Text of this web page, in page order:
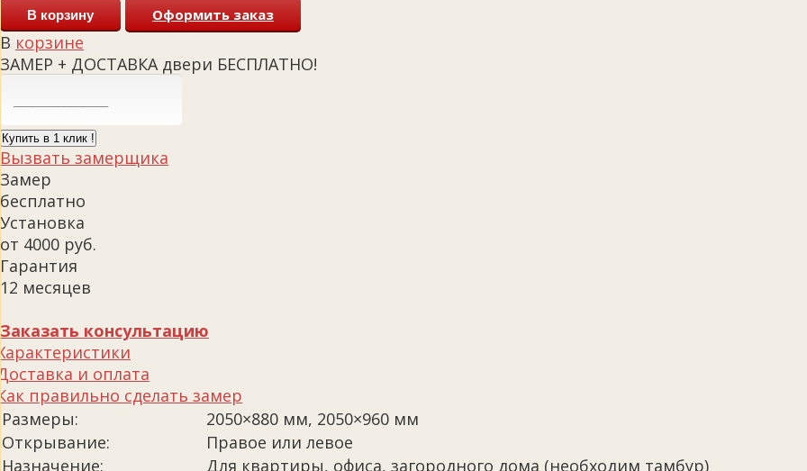
В корзину Оформить заказ
В корзине
ЗАМЕР + ДОСТАВКА двери БЕСПЛАТНО!
Купить в 1 клик !
Вызвать замерщика
Замер
бесплатно
Установка
от 4000 руб.
Гарантия
12 месяцев
Заказать консультацию
и оплата
правильно сделать замер
Размеры:
2050×880 мм, 2050×960 мм
Открывание:
Правое или левое
Назначение:
Для квартиры, офиса, загородного дома (необходим тамбур)